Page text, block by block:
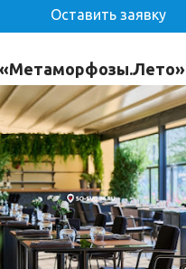
Оставить заявку
«Метаморфозы.Лето»